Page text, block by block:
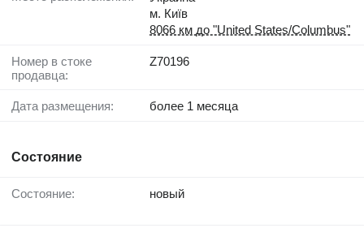
м. Київ
8066 км до "United States/Columbus"
Номер в стоке
продавца:
Z70196
Дата размещения: более 1 месяца
Состояние
Состояние: новый